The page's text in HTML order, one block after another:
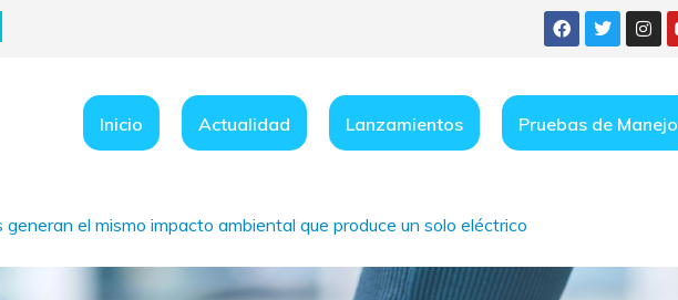
Inicio Actualidad Lanzamientos Pruebas de Manejo
generan el mismo impacto ambiental que produce un solo eléctrico